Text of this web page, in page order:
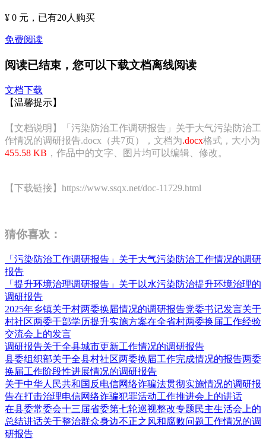
¥ 0 元 ，已有20人购买
免费阅读
阅读已结束，您可以下载文档离线阅读
文档下载
【温馨提示】
【文档说明】「污染防治工作调研报告」关于大气污染防治工
作情况的调研报告.docx（共7页），文档为.docx格式，大小为
455.58 KB ，作品中的文字、图片均可以编辑、修改。
【下载链接】https://www.ssqx.net/doc-11729.html
猜你喜欢：
「污染防治工作调研报告」关于大气污染防治工作情况的调研
报告
「提升环境治理调研报告」关于以水污染防治提升环境治理的
调研报告
2025年乡镇关于村两委换届情况的调研报告党委书记发言关于
村社区两委干部学历提升实施方案在全省村两委换届工作经验
交流会上的发言
调研报告关于全县城市更新工作情况的调研报告
县委组织部关于全县村社区两委换届工作完成情况的报告两委
换届工作阶段性进展情况的调研报告
关于中华人民共和国反电信网络诈骗法贯彻实施情况的调研报
告在打击治理电信网络诈骗犯罪活动工作推进会上的讲话
在县委常委会十三届省委第七轮巡视整改专题民主生活会上的
总结讲话关于整治群众身边不正之风和腐败问题工作情况的调
研报告